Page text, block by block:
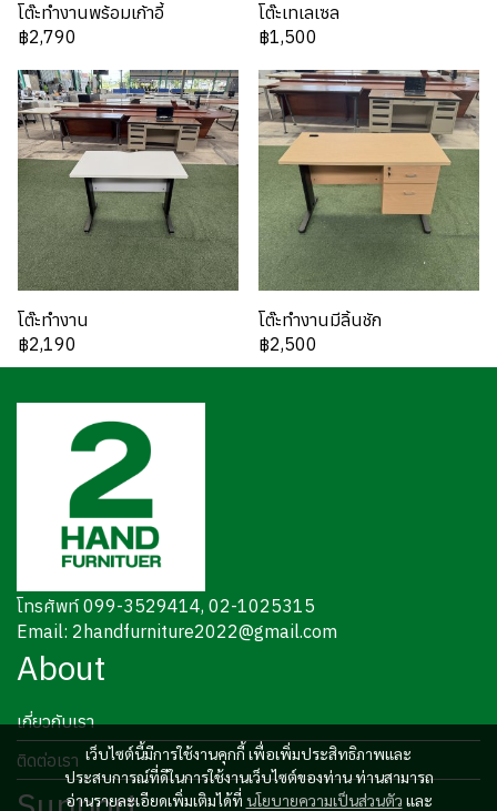
โต๊ะทำงานพร้อมเก้าอี้
฿2,790
โต๊ะเทเลเซล
฿1,500
โต๊ะทำงาน
฿2,190
โต๊ะทำงานมีลิ้นชัก
฿2,500
เว็บไซต์นี้มีการใช้งานคุกกี้ เพื่อเพิ่มประสิทธิภาพและ
ประสบการณ์ที่ดีในการใช้งานเว็บไซต์ของท่าน ท่านสามารถ
อ่านรายละเอียดเพิ่มเติมได้ที่ นโยบายความเป็นส่วนตัว และ
โทรศัพท์ 099-3529414, 02-1025315
Email: 2handfurniture2022@gmail.com
About
เกี่ยวกับเรา
ติดต่อเรา